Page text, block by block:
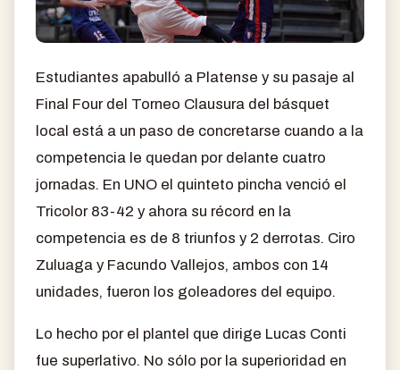
Estudiantes apabulló a Platense y su pasaje al
Final Four del Torneo Clausura del básquet
local está a un paso de concretarse cuando a la
competencia le quedan por delante cuatro
jornadas. En UNO el quinteto pincha venció el
Tricolor 83-42 y ahora su récord en la
competencia es de 8 triunfos y 2 derrotas. Ciro
Zuluaga y Facundo Vallejos, ambos con 14
unidades, fueron los goleadores del equipo.
Lo hecho por el plantel que dirige Lucas Conti
fue superlativo. No sólo por la superioridad en